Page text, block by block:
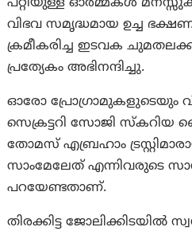
വിഭവ സമൃദ്ധമായ ഉച്ച
ക്രമീകരിച്ച ഇടവക
പ്രത്യേകം അഭിനന്ദിച്ചു.
ഓരോ പ്രോഗ്രാമുകളുടെയും
സെക്രട്ടറി സോജി സ്കറിയ
തോമസ് എബ്രഹാം
സാംമേലേത് എന്നിവരുടെ
പറയേണ്ടതാണ്.
തിരക്കിട്ട ജോലിക്കിടയിൽ